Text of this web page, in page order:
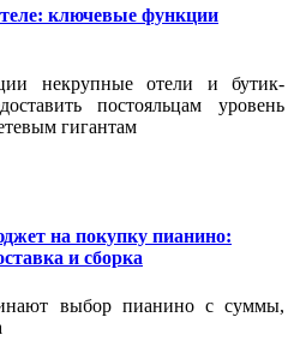
ключевые функции
некрупные отели и бутик-
постояльцам уровень
гигантам
на покупку пианино:
и сборка
выбор пианино с суммы,